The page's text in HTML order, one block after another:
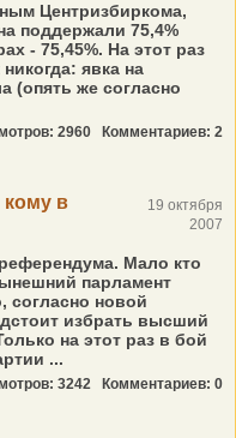
Центризбиркома,
поддержали 75,4%
- 75,45%. На этот раз
явка на
(опять же согласно
2960 Комментариев: 2
в
19 октября
2007
Мало кто
парламент
согласно новой
избрать высший
на этот раз в бой
...
3242 Комментариев: 0